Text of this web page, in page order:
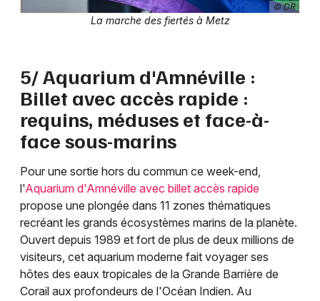
© DR
La marche des fiertés à Metz
5/ Aquarium d'Amnéville :
Billet avec accès rapide :
requins, méduses et face-à-
face sous-marins
Pour une sortie hors du commun ce week-end,
l'Aquarium d'Amnéville avec billet accès rapide
propose une plongée dans 11 zones thématiques
recréant les grands écosystèmes marins de la planète.
Ouvert depuis 1989 et fort de plus de deux millions de
visiteurs, cet aquarium moderne fait voyager ses
hôtes des eaux tropicales de la Grande Barrière de
Corail aux profondeurs de l'Océan Indien. Au